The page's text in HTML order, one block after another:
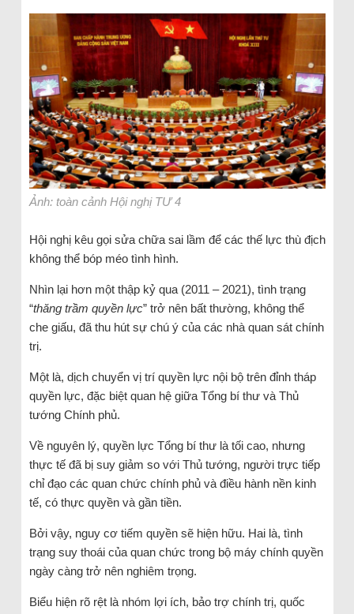
Ảnh: toàn cảnh Hội nghị TƯ 4
Hội nghị kêu gọi sửa chữa sai lầm để các thế lực thù địch
không thể bóp méo tình hình.
Nhìn lại hơn một thập kỷ qua (2011 – 2021), tình trạng
“thăng trầm quyền lực” trở nên bất thường, không thể
che giấu, đã thu hút sự chú ý của các nhà quan sát chính
trị.
Một là, dịch chuyển vị trí quyền lực nội bộ trên đỉnh tháp
quyền lực, đặc biệt quan hệ giữa Tổng bí thư và Thủ
tướng Chính phủ.
Về nguyên lý, quyền lực Tổng bí thư là tối cao, nhưng
thực tế đã bị suy giảm so với Thủ tướng, người trực tiếp
chỉ đạo các quan chức chính phủ và điều hành nền kinh
tế, có thực quyền và gần tiền.
Bởi vậy, nguy cơ tiếm quyền sẽ hiện hữu. Hai là, tình
trạng suy thoái của quan chức trong bộ máy chính quyền
ngày càng trở nên nghiêm trọng.
Biểu hiện rõ rệt là nhóm lợi ích, bảo trợ chính trị, quốc